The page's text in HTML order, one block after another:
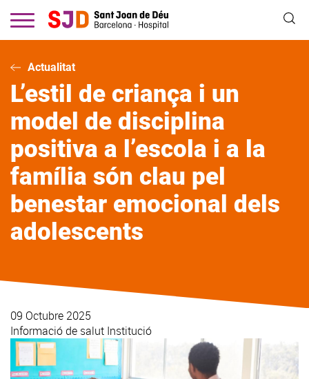
contingut
Actualitat
L’estil de criança i un
model de disciplina
positiva a l’escola i a la
família són clau pel
benestar emocional dels
adolescents
09 Octubre 2025
Informació de salut Institució